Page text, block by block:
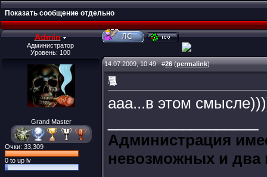
Показать сообщение отдельно
Admin
Администратор
Уровень: 100
Grand Master
Очки: 33,309
0 to up lv
14.07.2009, 10:49#26(permalink)
ааа...в этом
Администрация
невозможных и два